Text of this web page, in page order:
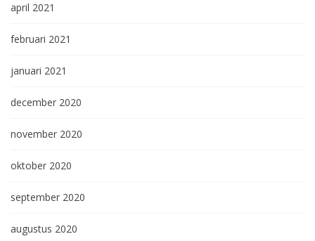
april 2021
februari 2021
januari 2021
december 2020
november 2020
oktober 2020
september 2020
augustus 2020